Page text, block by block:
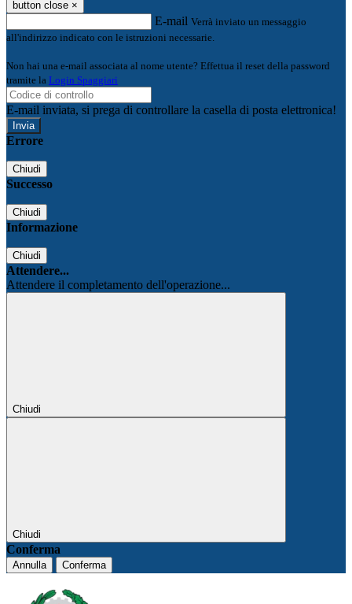
button close ×
E-mail Verrà inviato un messaggio
all'indirizzo indicato con le istruzioni necessarie.
Non hai una e-mail associata al nome utente? Effettua il reset della password
tramite la Login Spaggiari
E-mail inviata, si prega di controllare la casella di posta elettronica!
Errore
Chiudi
Successo
Chiudi
Informazione
Chiudi
Attendere...
Attendere il completamento dell'operazione...
Chiudi
Chiudi
Conferma
Annulla Conferma